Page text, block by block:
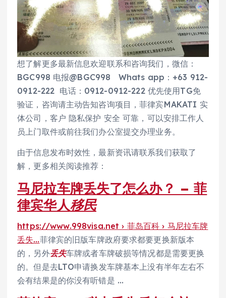
想了解更多最新信息欢迎联系和咨询我们，微信：
BGC998 电报@BGC998 Whats app：+63 912-
0912-222 电话：0912-0912-222 优先使用TG免
验证，咨询请主动告知咨询项目，菲律宾MAKATI 实
体公司，客户 隐私保护 安全 可靠，可以安排工作人
员上门取件或前往我们办公室提交办理业务。
由于信息发布时效性，最新资讯请联系我们获取了
解，更多相关阅读推荐：
马尼拉车牌丢失了怎么办？ – 菲
律宾华人移民
https://www.998visa.net › 菲岛百科 › 马尼拉车牌
丢失…菲律宾的旧版车牌政府要求都要更换新版本
的，另外丢失车牌或者车牌破损等情况都是需要更换
的。但是去LTO申请换发车牌基本上没有半年左右不
会有结果是的你没有听错是 …